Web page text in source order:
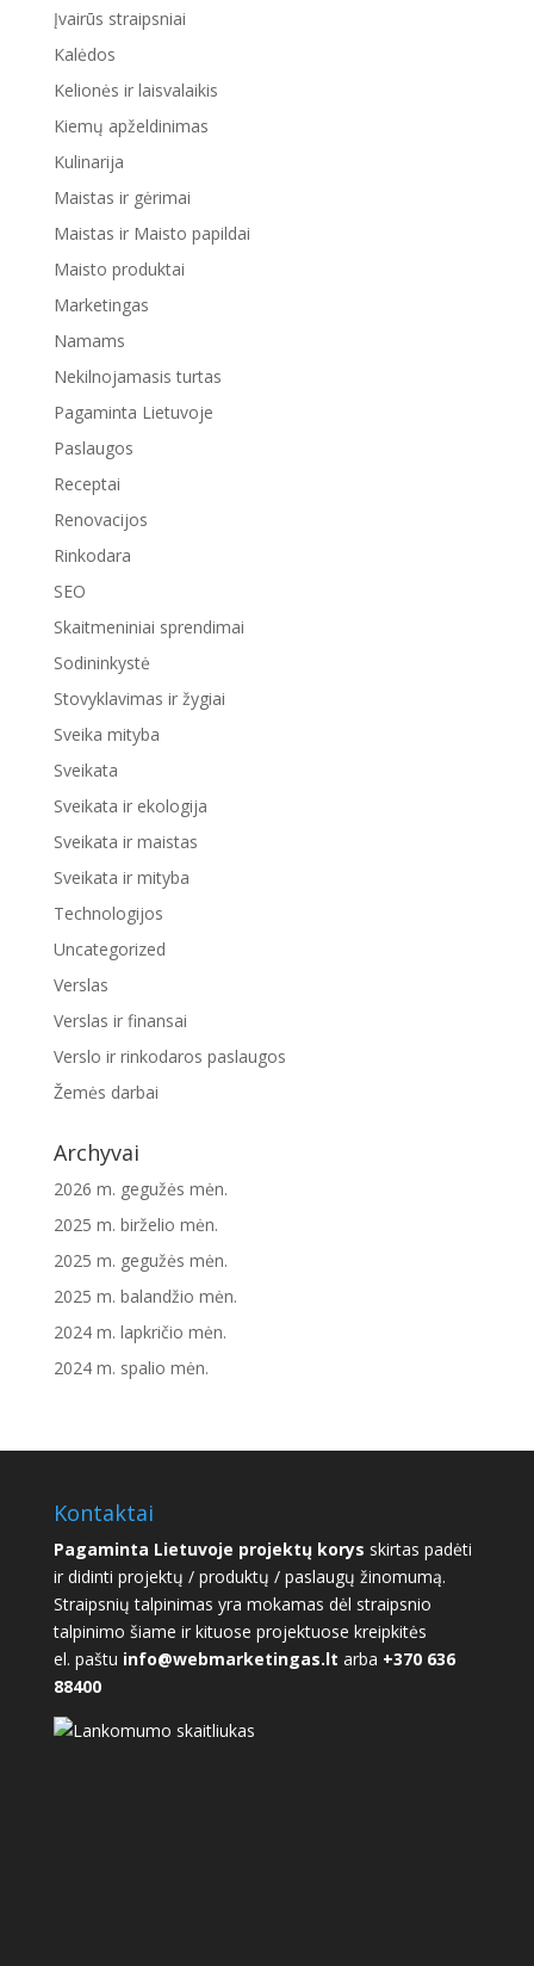
Įvairūs straipsniai
Kalėdos
Kelionės ir laisvalaikis
Kiemų apželdinimas
Kulinarija
Maistas ir gėrimai
Maistas ir Maisto papildai
Maisto produktai
Marketingas
Namams
Nekilnojamasis turtas
Pagaminta Lietuvoje
Paslaugos
Receptai
Renovacijos
Rinkodara
SEO
Skaitmeniniai sprendimai
Sodininkystė
Stovyklavimas ir žygiai
Sveika mityba
Sveikata
Sveikata ir ekologija
Sveikata ir maistas
Sveikata ir mityba
Technologijos
Uncategorized
Verslas
Verslas ir finansai
Verslo ir rinkodaros paslaugos
Žemės darbai
Archyvai
2026 m. gegužės mėn.
2025 m. birželio mėn.
2025 m. gegužės mėn.
2025 m. balandžio mėn.
2024 m. lapkričio mėn.
2024 m. spalio mėn.
Kontaktai
Pagaminta Lietuvoje projektų korys skirtas padėti
ir didinti projektų / produktų / paslaugų žinomumą.
Straipsnių talpinimas yra mokamas dėl straipsnio
talpinimo šiame ir kituose projektuose kreipkitės
el. paštu info@webmarketingas.lt arba +370 636
88400